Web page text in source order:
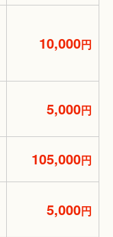
10,000円
5,000円
105,000円
5,000円